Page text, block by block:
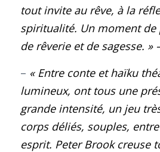
tout invite au rêve, à la
spiritualité. Un moment de
de rêverie et de sagesse. »
– « Entre conte et haïku
lumineux, ont tous une
grande intensité, un jeu
corps déliés, souples,
esprit. Peter Brook creuse